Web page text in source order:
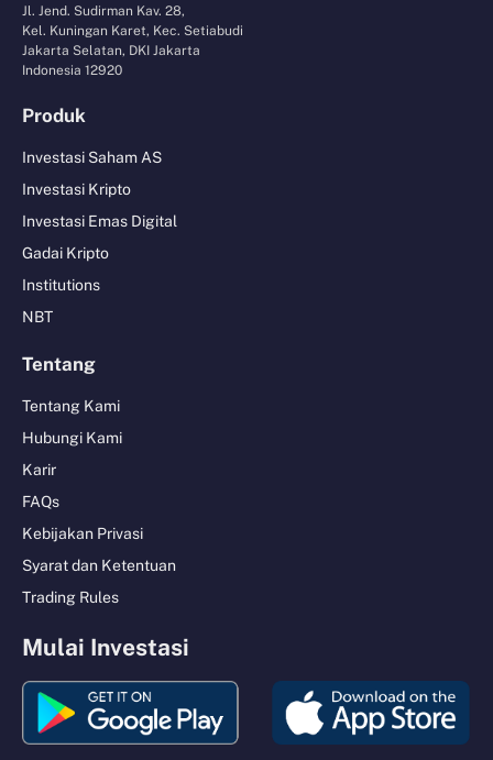
Jl. Jend. Sudirman Kav. 28,
Kel. Kuningan Karet, Kec. Setiabudi
Jakarta Selatan, DKI Jakarta
Indonesia 12920
Produk
Investasi Saham AS
Investasi Kripto
Investasi Emas Digital
Gadai Kripto
Institutions
NBT
Tentang
Tentang Kami
Hubungi Kami
Karir
FAQs
Kebijakan Privasi
Syarat dan Ketentuan
Trading Rules
Mulai Investasi